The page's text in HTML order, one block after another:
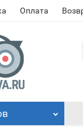
Оплата